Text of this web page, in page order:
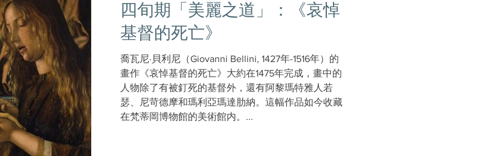
四旬期「美麗之道」：《哀悼
基督的死亡》
喬瓦尼·貝利尼（Giovanni Bellini, 1427年-1516年）的
畫作《哀悼基督的死亡》大約在1475年完成，畫中的
人物除了有被釘死的基督外，還有阿黎瑪特雅人若
瑟、尼苛德摩和瑪利亞瑪達肋納。這幅作品如今收藏
在梵蒂岡博物館的美術館内。...